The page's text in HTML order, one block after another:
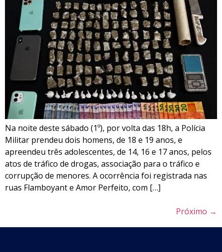
Na noite deste sábado (1º), por volta das 18h, a Polícia
Militar prendeu dois homens, de 18 e 19 anos, e
apreendeu três adolescentes, de 14, 16 e 17 anos, pelos
atos de tráfico de drogas, associação para o tráfico e
corrupção de menores. A ocorrência foi registrada nas
ruas Flamboyant e Amor Perfeito, com […]
Próximo →